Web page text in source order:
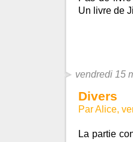
Un livre de
vendredi 15
Divers
Par Alice,
La partie